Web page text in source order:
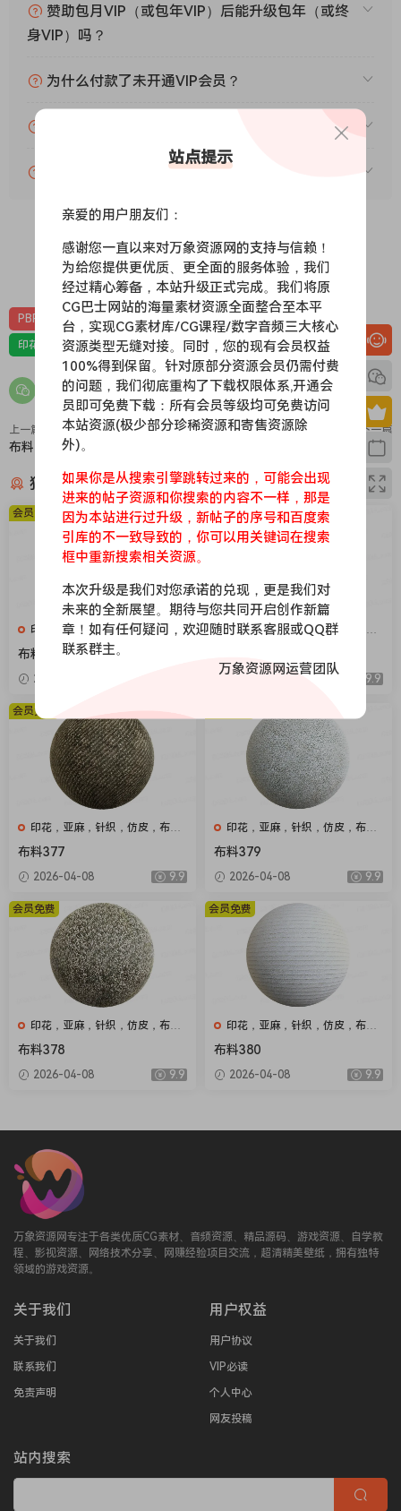
赞助包月VIP（或包年VIP）后能升级包年（或终
身VIP）吗？
为什么付款了未开通VIP会员？
VIP会员剩余时间查询？
0 0
PBR-布料 PBR材质（在线预览）
印花，亚麻，针织，仿皮，布匹，家纺，绒布 材质贴图
上一篇
布料144
下一篇
布料142
猜你喜欢
印花，亚麻，针织，仿皮，布
匹，家纺，绒布
布料376
2026-04-08
会员免费
印花，亚麻，针织，仿皮，布
9.9
会员免费
印花，亚麻，针织，仿皮，布
匹，家纺，绒布
布料377
2026-04-08 9.9
会员免费
印花，亚麻，针织，仿皮，布
匹，家纺，绒布
布料379
2026-04-08 9.9
印花，亚麻，针织，仿皮，布
匹，家纺，绒布
布料378
2026-04-08 9.9
会员免费
印花，亚麻，针织，仿皮，布
匹，家纺，绒布
布料380
2026-04-08 9.9
会员免费
万象资源网专注于各类优质CG素材、音频资源、精品源码、游戏资源、自学教
程、影视资源、网络技术分享、网赚经验项目交流，超清精美壁纸，拥有独特
领域的游戏资源。
关于我们
关于我们
联系我们
免责声明
用户权益
用户协议
VIP必读
个人中心
网友投稿
站内搜索
站点提示
亲爱的用户朋友们：
感谢您一直以来对万象资源网的支持与信赖！
为给您提供更优质、更全面的服务体验，我们
经过精心筹备，本站升级正式完成。我们将原
CG巴士网站的海量素材资源全面整合至本平
台，实现CG素材库/CG课程/数字音频三大核心
资源类型无缝对接。同时，您的现有会员权益
100%得到保留。针对原部分资源会员仍需付费
的问题，我们彻底重构了下载权限体系,开通会
员即可免费下载：所有会员等级均可免费访问
本站资源(极少部分珍稀资源和寄售资源除
外)。
如果你是从搜索引擎跳转过来的，可能会出现
进来的帖子资源和你搜索的内容不一样，那是
因为本站进行过升级，新帖子的序号和百度索
引库的不一致导致的，你可以用关键词在搜索
框中重新搜索相关资源。
本次升级是我们对您承诺的兑现，更是我们对
未来的全新展望。期待与您共同开启创作新篇
章！如有任何疑问，欢迎随时联系客服或QQ群
联系群主。
万象资源网运营团队